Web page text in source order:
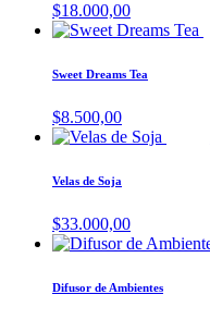
$18.000,00
Sweet Dreams Tea
$8.500,00
Velas de Soja
$33.000,00
Difusor de Ambientes